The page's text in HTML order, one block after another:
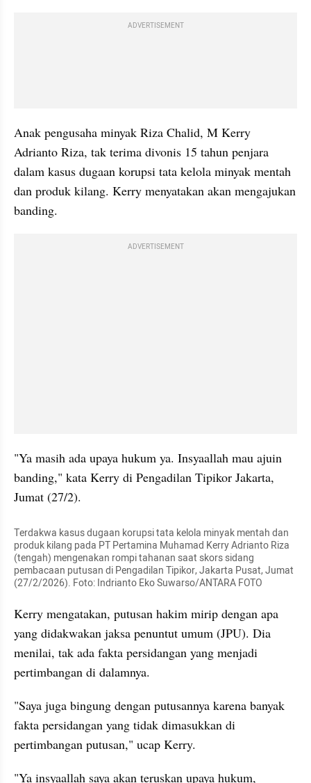
ADVERTISEMENT
Anak pengusaha minyak Riza Chalid, M Kerry
Adrianto Riza, tak terima divonis 15 tahun penjara
dalam kasus dugaan korupsi tata kelola minyak mentah
dan produk kilang. Kerry menyatakan akan mengajukan
banding.
ADVERTISEMENT
"Ya masih ada upaya hukum ya. Insyaallah mau ajuin
banding," kata Kerry di Pengadilan Tipikor Jakarta,
Jumat (27/2).
Terdakwa kasus dugaan korupsi tata kelola minyak mentah dan
produk kilang pada PT Pertamina Muhamad Kerry Adrianto Riza
(tengah) mengenakan rompi tahanan saat skors sidang
pembacaan putusan di Pengadilan Tipikor, Jakarta Pusat, Jumat
(27/2/2026). Foto: Indrianto Eko Suwarso/ANTARA FOTO
Kerry mengatakan, putusan hakim mirip dengan apa
yang didakwakan jaksa penuntut umum (JPU). Dia
menilai, tak ada fakta persidangan yang menjadi
pertimbangan di dalamnya.
"Saya juga bingung dengan putusannya karena banyak
fakta persidangan yang tidak dimasukkan di
pertimbangan putusan," ucap Kerry.
"Ya insyaallah saya akan teruskan upaya hukum,